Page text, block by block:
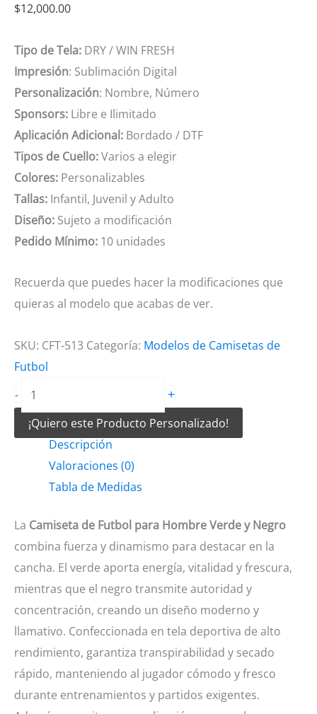
$12,000.00
Tipo de Tela: DRY / WIN FRESH
Impresión: Sublimación Digital
Personalización: Nombre, Número
Sponsors: Libre e Ilimitado
Aplicación Adicional: Bordado / DTF
Tipos de Cuello:Varios a elegir
Colores: Personalizables
Tallas: Infantil, Juvenil y Adulto
Diseño: Sujeto a modificación
Pedido Mínimo: 10 unidades
Recuerda que puedes hacer la modificaciones que
quieras al modelo que acabas de ver.
SKU: CFT-513 Categoría: Modelos de Camisetas de
Futbol
-
Camiseta
de
Futbol
hombre
+
¡Quiero este Producto Personalizado!
Descripción
Valoraciones (0)
Tabla de Medidas
La Camiseta de Futbol para Hombre Verde y Negro
combina fuerza y dinamismo para destacar en la
cancha. El verde aporta energía, vitalidad y frescura,
mientras que el negro transmite autoridad y
concentración, creando un diseño moderno y
llamativo. Confeccionada en tela deportiva de alto
rendimiento, garantiza transpirabilidad y secado
rápido, manteniendo al jugador cómodo y fresco
durante entrenamientos y partidos exigentes.